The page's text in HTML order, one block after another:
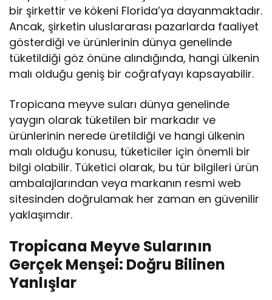
bir şirkettir ve kökeni Florida’ya dayanmaktadır.
Ancak, şirketin uluslararası pazarlarda faaliyet
gösterdiği ve ürünlerinin dünya genelinde
tüketildiği göz önüne alındığında, hangi ülkenin
malı olduğu geniş bir coğrafyayı kapsayabilir.
Tropicana meyve suları dünya genelinde
yaygın olarak tüketilen bir markadır ve
ürünlerinin nerede üretildiği ve hangi ülkenin
malı olduğu konusu, tüketiciler için önemli bir
bilgi olabilir. Tüketici olarak, bu tür bilgileri ürün
ambalajlarından veya markanın resmi web
sitesinden doğrulamak her zaman en güvenilir
yaklaşımdır.
Tropicana Meyve Sularının
Gerçek Menşei: Doğru Bilinen
Yanlışlar